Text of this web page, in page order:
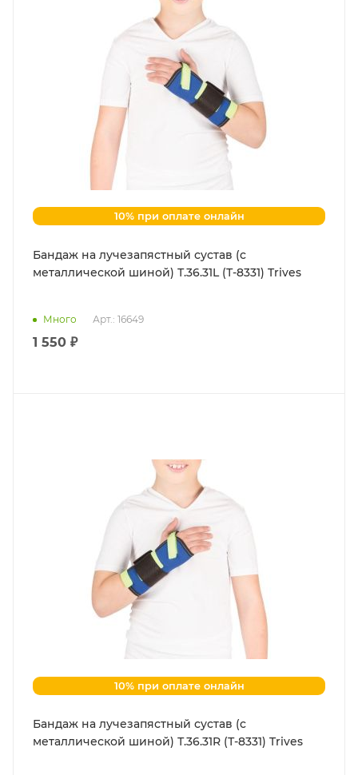
10% при оплате онлайн
Бандаж на лучезапястный сустав (с
металлической шиной) Т.36.31L (Т-8331) Trives
Много Арт.: 16649
1 550 ₽
10% при оплате онлайн
Бандаж на лучезапястный сустав (с
металлической шиной) Т.36.31R (Т-8331) Trives